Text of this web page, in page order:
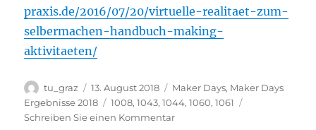
praxis.de/2016/07/20/virtuelle-realitaet-zum-
selbermachen-handbuch-making-
aktivitaeten/
Autor
tu_graz
Veröffentlicht
am
13. August 2018 Kategorien
Maker Days, Maker Days
Ergebnisse 2018
Schlagwörter
1008,1043,1044,1060,1061
Schreiben Sie einen Kommentarzu